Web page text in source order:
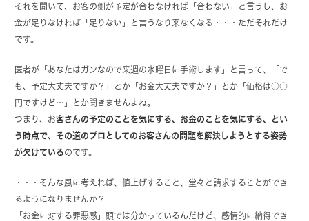
それを聞いて、お客の側が予定が合わなければ「合わない」と言うし、お
金が足りなければ「足りない」と言うなり来なくなる・・・ただそれだけ
です。
医者が「あなたはガンなので来週の水曜日に手術します」と言って、「で
も、予定大丈夫ですか？」とか「お金大丈夫ですか？」とか「価格は○○
円ですけど…」とか聞きませんよね。
つまり、お客さんの予定のことを気にする、お金のことを気にする、とい
う時点で、その道のプロとしてのお客さんの問題を解決しようとする姿勢
が欠けているのです。
・・・そんな風に考えれば、値上げすること、堂々と請求することができ
るようになりませんか？
「お金に対する罪悪感」頭では分かっているんだけど、感情的に納得でき